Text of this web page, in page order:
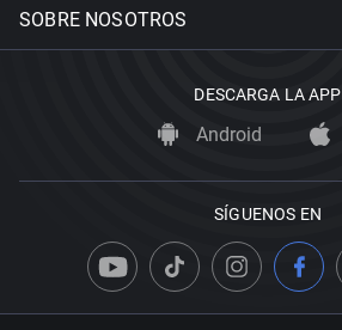
SOBRE NOSOTROS
DESCARGA LA APP
Android
SÍGUENOS EN